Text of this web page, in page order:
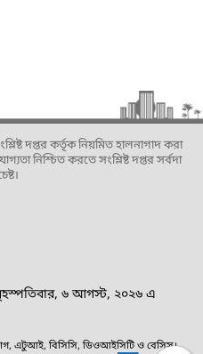
দপ্তর কর্তৃক নিয়মিত হালনাগাদ করা
নিশ্চিত করতে সংশ্লিষ্ট দপ্তর সর্বদা
৬ আগস্ট, ২০২৬ এ
এটুআই, বিসিসি, ডিওআইসিটি ও বেসিস।